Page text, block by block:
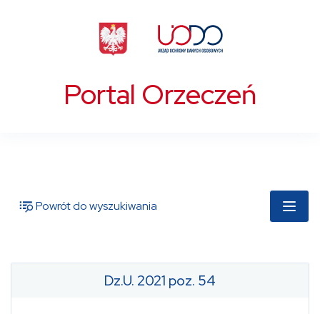
Portal Orzeczeń
Powrót do wyszukiwania
Dz.U. 2021 poz. 54